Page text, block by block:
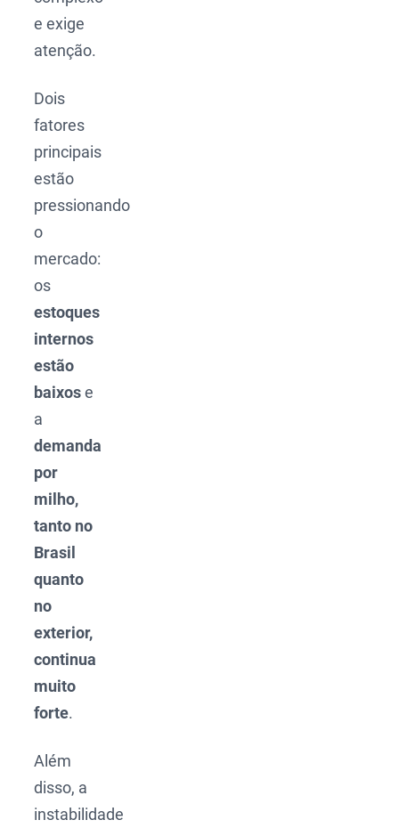
e exige
atenção.
Dois
fatores
principais
estão
pressionando
o
mercado:
os
estoques
internos
estão
baixose
a
demanda
por
milho,
tanto no
Brasil
quanto
no
exterior,
continua
muito
forte.
Além
disso, a
instabilidade